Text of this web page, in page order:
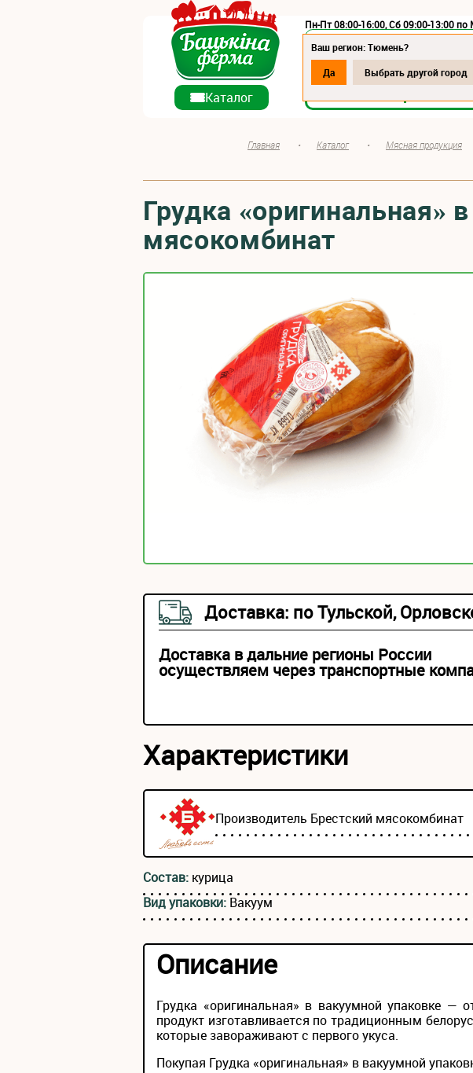
Пн-Пт 08:00-16:00, Сб 09:00-13:00
Ваш регион: Тюмень?
Да
Выбрать другой город
Каталог
Главная • Каталог • Мясная продукция
Грудка «оригинальная»
мясокомбинат
Доставка: по Тульской,
Доставка в дальние регионы России
осуществляем через транспортные
Характеристики
Производитель Брестский мясокомбинат
Состав: курица
Вид упаковки: Вакуум
Описание
Грудка «оригинальная» в вакуумной упаковке
продукт изготавливается по традиционным
которые завораживают с первого укуса.
Покупая Грудка «оригинальная» в вакуумной